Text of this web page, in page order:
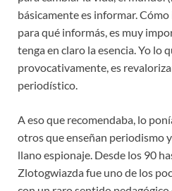
básicamente es informar.
para qué informás, es muy
tenga en claro la esencia. Yo lo
provocativamente, es
periodístico.
A eso que recomendaba, lo
otros que enseñan periodismo
llano espionaje. Desde los 90
Zlotogwiazda fue uno de los